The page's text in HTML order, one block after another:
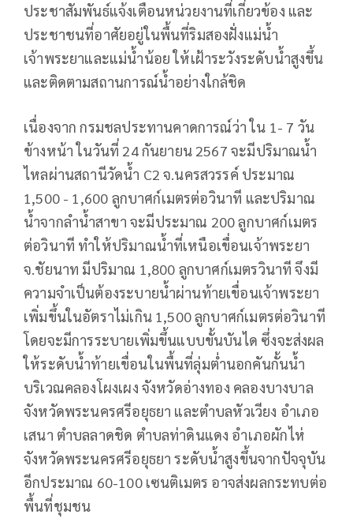
ประชาสัมพันธ์แจ้งเตือนหน่วยงานที่เกี่ยวข้อง และ
ประชาชนที่อาศัยอยู่ในพื้นที่ริมสองฝั่งแม่น้ำ
เจ้าพระยาและแม่น้ำน้อย ให้เฝ้าระวังระดับน้ำสูงขึ้น
และติดตามสถานการณ์น้ำอย่างใกล้ชิด
เนื่องจาก กรมชลประทานคาดการณ์ว่า ใน 1- 7 วัน
ข้างหน้า ในวันที่ 24 กันยายน 2567 จะมีปริมาณน้ำ
ไหลผ่านสถานีวัดน้ำ C2 จ.นครสวรรค์ ประมาณ
1,500 - 1,600 ลูกบาศก์เมตรต่อวินาที และปริมาณ
น้ำจากลำน้ำสาขา จะมีประมาณ 200 ลูกบาศก์เมตร
ต่อวินาที ทำให้ปริมาณน้ำที่เหนือเขื่อนเจ้าพระยา
จ.ชัยนาท มีปริมาณ 1,800 ลูกบาศก์เมตรวินาที จึงมี
ความจำเป็นต้องระบายน้ำผ่านท้ายเขื่อนเจ้าพระยา
เพิ่มขึ้นในอัตราไม่เกิน 1,500 ลูกบาศก์เมตรต่อวินาที
โดยจะมีการระบายเพิ่มขึ้นแบบขั้นบันได ซึ่งจะส่งผล
ให้ระดับน้ำท้ายเขื่อนในพื้นที่ลุ่มต่ำนอกคันกั้นน้ำ
บริเวณคลองโผงเผง จังหวัดอ่างทอง คลองบางบาล
จังหวัดพระนครศรีอยุธยา และตำบลหัวเวียง อำเภอ
เสนา ตำบลลาดชิด ตำบลท่าดินแดง อำเภอผักไห่
จังหวัดพระนครศรีอยุธยา ระดับน้ำสูงขึ้นจากปัจจุบัน
อีกประมาณ 60-100 เซนติเมตร อาจส่งผลกระทบต่อ
พื้นที่ชุมชน